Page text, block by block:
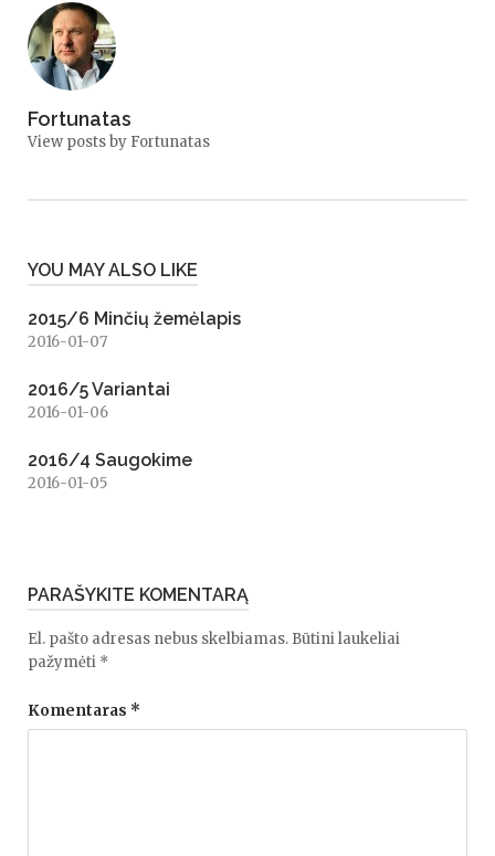
Fortunatas
View posts by Fortunatas
YOU MAY ALSO LIKE
2015/6 Minčių žemėlapis
2016-01-07
2016/5 Variantai
2016-01-06
2016/4 Saugokime
2016-01-05
PARAŠYKITE KOMENTARĄ
El. pašto adresas nebus skelbiamas. Būtini laukeliai
pažymėti *
Komentaras *